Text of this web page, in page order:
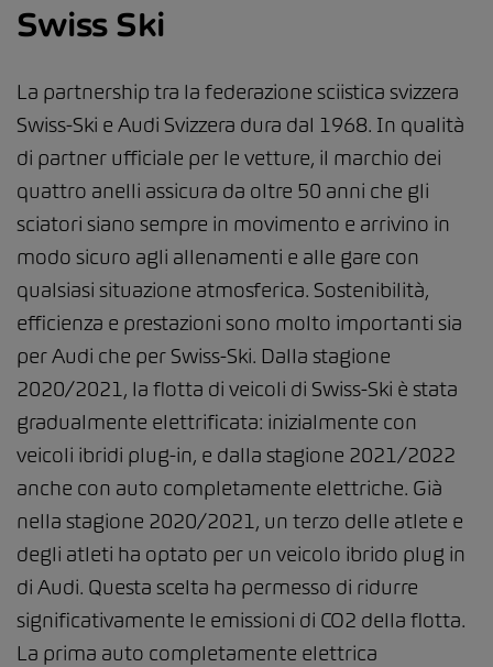
Swiss Ski
La partnership tra la federazione sciistica svizzera
Swiss-Ski e Audi Svizzera dura dal 1968. In qualità
di partner ufficiale per le vetture, il marchio dei
quattro anelli assicura da oltre 50 anni che gli
sciatori siano sempre in movimento e arrivino in
modo sicuro agli allenamenti e alle gare con
qualsiasi situazione atmosferica. Sostenibilità,
efficienza e prestazioni sono molto importanti sia
per Audi che per Swiss-Ski. Dalla stagione
2020/2021, la flotta di veicoli di Swiss-Ski è stata
gradualmente elettrificata: inizialmente con
veicoli ibridi plug-in, e dalla stagione 2021/2022
anche con auto completamente elettriche. Già
nella stagione 2020/2021, un terzo delle atlete e
degli atleti ha optato per un veicolo ibrido plug in
di Audi. Questa scelta ha permesso di ridurre
significativamente le emissioni di CO2 della flotta.
La prima auto completamente elettrica